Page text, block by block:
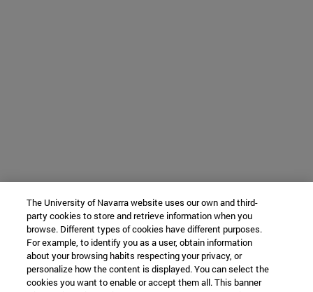
The University of Navarra website uses our own and third-
party cookies to store and retrieve information when you
browse. Different types of cookies have different purposes.
For example, to identify you as a user, obtain information
about your browsing habits respecting your privacy, or
personalize how the content is displayed. You can select the
cookies you want to enable or accept them all. This banner